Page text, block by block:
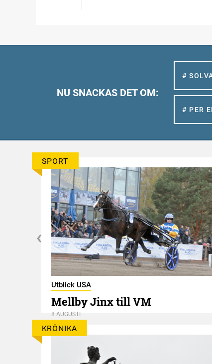
NU SNACKAS DET OM:
#
# PER
SPORT
Utblick USA
Mellby Jinx till VM
8 AUGUSTI
KRÖNIKA